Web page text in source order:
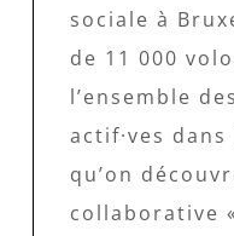
sociale à
de 11 000
l’ensemble
actif·ves dans
qu’on
collaborative